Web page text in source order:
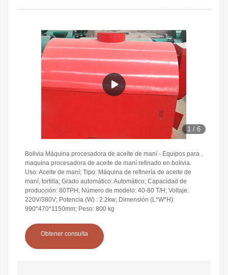
1 /6
Bolivia Máquina procesadora de aceite de maní - Equipos para .
maquina procesadora de aceite de maní refinado en bolivia.
Uso: Aceite de maní; Tipo: Máquina de refinería de aceite de
maní, tortilla; Grado automático: Automático; Capacidad de
producción: 80TPH; Número de modelo: 40-80 T/H; Voltaje:
220V/380V; Potencia (W) : 2.2kw; Dimensión (L*W*H):
990*470*1150mm; Peso: 800 kg
Obtener consulta